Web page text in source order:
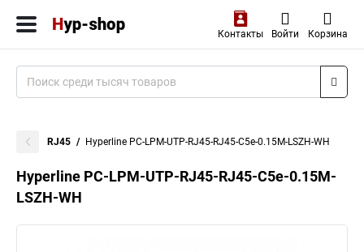
Контакты Войти Корзина
RJ45 Hyperline PC-LPM-UTP-RJ45-RJ45-C5e-0.15M-LSZH-WH
Hyperline PC-LPM-UTP-RJ45-RJ45-C5e-0.15M-
LSZH-WH